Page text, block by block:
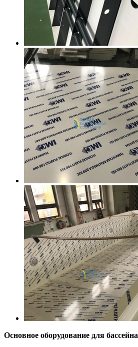
Основное оборудование для бассейна